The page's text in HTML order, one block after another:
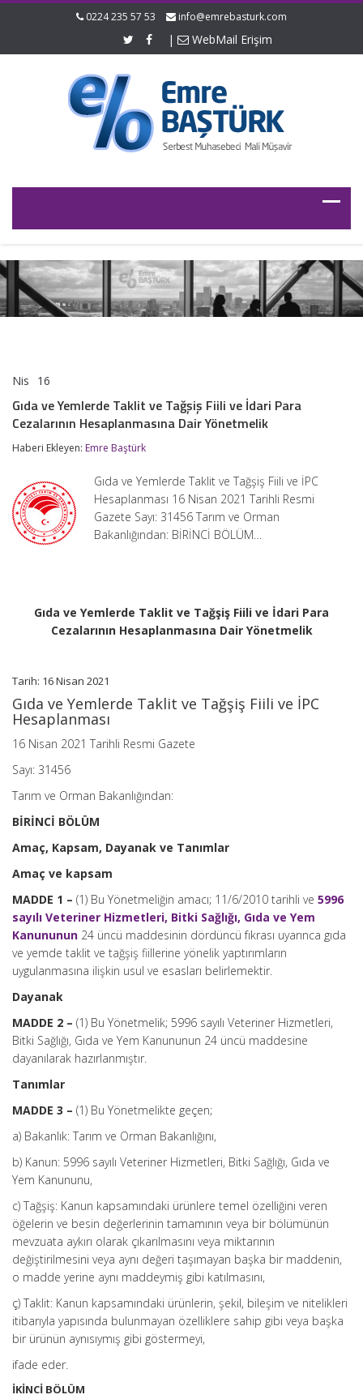
0224 235 57 53 info@emrebasturk.com
| WebMail Erişim
Nis 16
Yemlerde
Taklit
Tağşiş
İdari
Para
Cezalarının
Hesaplanmasına
Gıda ve Yemlerde Taklit ve Tağşiş Fiili ve İdari Para
Cezalarının Hesaplanmasına Dair Yönetmelik
Haberi Ekleyen: Emre Baştürk
Gıda ve Yemlerde Taklit ve Tağşiş Fiili ve İPC
Hesaplanması 16 Nisan 2021 Tarihli Resmi
Gazete Sayı: 31456 Tarım ve Orman
Bakanlığından: BİRİNCİ BÖLÜM…
Gıda ve Yemlerde Taklit ve Tağşiş Fiili ve İdari Para
Cezalarının Hesaplanmasına Dair Yönetmelik
Tarih: 16 Nisan 2021
Gıda ve Yemlerde Taklit ve Tağşiş Fiili ve İPC
Hesaplanması
16 Nisan 2021 Tarihli Resmi Gazete
Sayı: 31456
Tarım ve Orman Bakanlığından:
BİRİNCİ BÖLÜM
Amaç, Kapsam, Dayanak ve Tanımlar
Amaç ve kapsam
MADDE 1 – (1) Bu Yönetmeliğin amacı; 11/6/2010 tarihli ve 5996
sayılı Veteriner Hizmetleri, Bitki Sağlığı, Gıda ve Yem
Kanununun 24 üncü maddesinin dördüncü fıkrası uyarınca gıda
ve yemde taklit ve tağşiş fiillerine yönelik yaptırımların
uygulanmasına ilişkin usul ve esasları belirlemektir.
Dayanak
MADDE 2 – (1) Bu Yönetmelik; 5996 sayılı Veteriner Hizmetleri,
Bitki Sağlığı, Gıda ve Yem Kanununun 24 üncü maddesine
dayanılarak hazırlanmıştır.
Tanımlar
MADDE 3 – (1) Bu Yönetmelikte geçen;
a) Bakanlık: Tarım ve Orman Bakanlığını,
b) Kanun: 5996 sayılı Veteriner Hizmetleri, Bitki Sağlığı, Gıda ve
Yem Kanununu,
c) Tağşiş: Kanun kapsamındaki ürünlere temel özelliğini veren
öğelerin ve besin değerlerinin tamamının veya bir bölümünün
mevzuata aykırı olarak çıkarılmasını veya miktarının
değiştirilmesini veya aynı değeri taşımayan başka bir maddenin,
o madde yerine aynı maddeymiş gibi katılmasını,
ç) Taklit: Kanun kapsamındaki ürünlerin, şekil, bileşim ve nitelikleri
itibarıyla yapısında bulunmayan özelliklere sahip gibi veya başka
bir ürünün aynısıymış gibi göstermeyi,
ifade eder.
İKİNCİ BÖLÜM